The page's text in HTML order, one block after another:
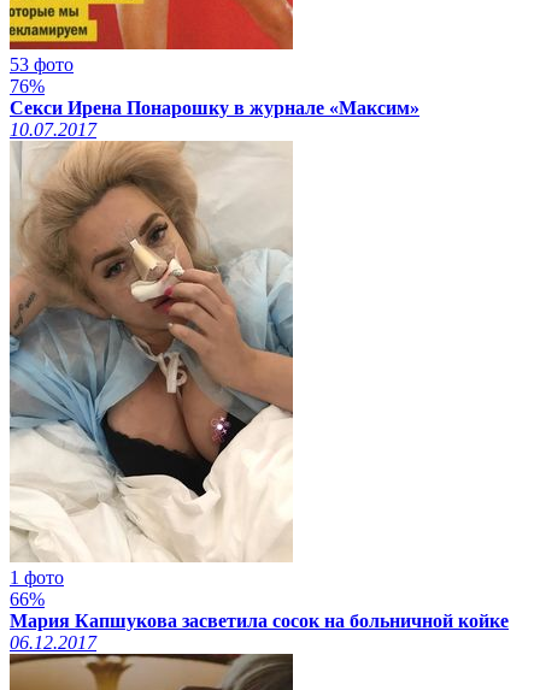
53 фото
76%
Секси Ирена Понарошку в журнале «Максим»
10.07.2017
1 фото
66%
Мария Капшукова засветила сосок на больничной койке
06.12.2017